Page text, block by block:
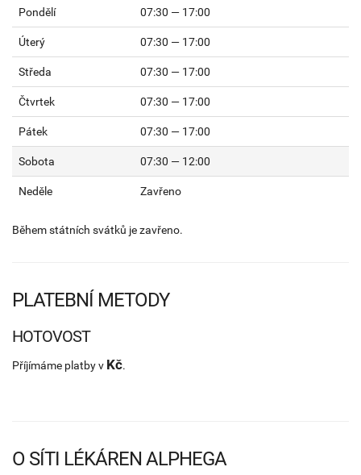
Pondělí 07:30 — 17:00
Úterý 07:30 — 17:00
Středa 07:30 — 17:00
Čtvrtek 07:30 — 17:00
Pátek 07:30 — 17:00
Sobota 07:30 — 12:00
Neděle Zavřeno
Během státních svátků je zavřeno.
PLATEBNÍ METODY
HOTOVOST
Příjímáme platby v Kč.
O SÍTI LÉKÁREN ALPHEGA